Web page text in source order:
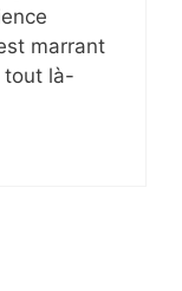
marrant
tout là-